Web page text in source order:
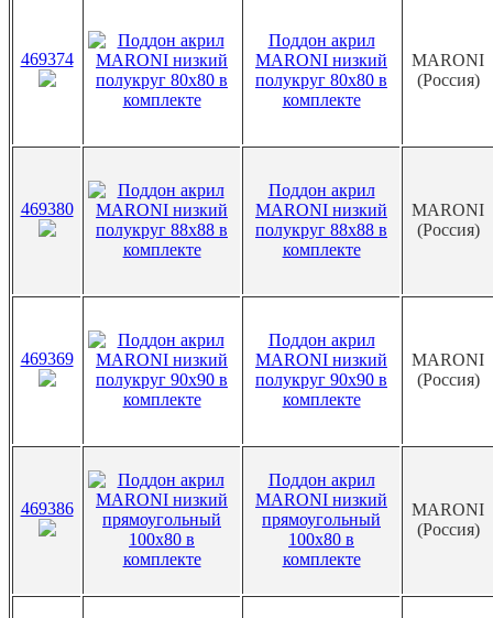
469374
Поддон акрил
MARONI низкий
полукруг 80х80 в
комплекте
MARONI
(Россия)
469380
Поддон акрил
MARONI низкий
полукруг 88х88 в
комплекте
MARONI
(Россия)
469369
Поддон акрил
MARONI низкий
полукруг 90х90 в
комплекте
MARONI
(Россия)
469386
Поддон акрил
MARONI низкий
прямоугольный
100х80 в
комплекте
MARONI
(Россия)